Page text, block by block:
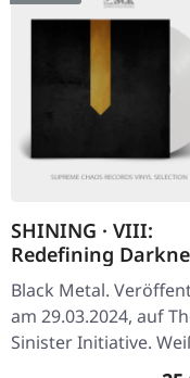
SHINING · VIII:
Redefining
(Re-Release) |
LP
Black Metal.
am 29.03.2024, auf
Sinister Initiative.
Vinyl, mattes